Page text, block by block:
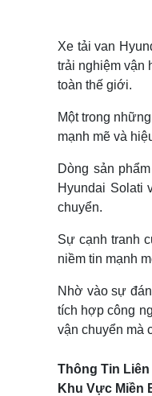
Xe tải van
trải nghiệm vận
toàn thế giới.
Một trong
mạnh mẽ và
Dòng sản
Hyundai Solati
chuyển.
Sự cạnh tranh
niềm tin mạnh
Nhờ vào sự
tích hợp công
vận chuyển mà
Thông Tin Liên
Khu Vực Miền